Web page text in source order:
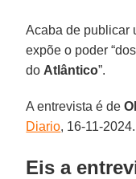
Acaba de publicar
expõe o poder
do Atlântico”.
A entrevista é de
Diario, 16-11-
Eis a